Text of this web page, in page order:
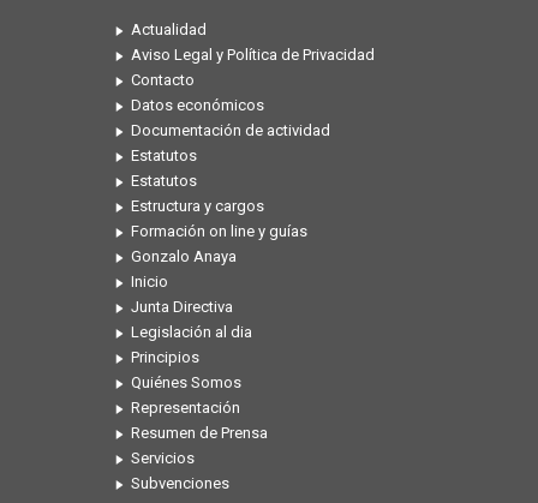
Actualidad
Aviso Legal y Política de Privacidad
Contacto
Datos económicos
Documentación de actividad
Estatutos
Estatutos
Estructura y cargos
Formación on line y guías
Gonzalo Anaya
Inicio
Junta Directiva
Legislación al dia
Principios
Quiénes Somos
Representación
Resumen de Prensa
Servicios
Subvenciones